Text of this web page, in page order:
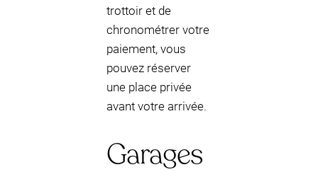
trottoir et de
chronométrer votre
paiement, vous
pouvez réserver
une place privée
avant votre arrivée.
Garages